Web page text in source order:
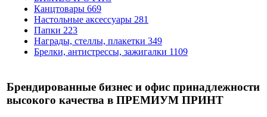
Канцтовары 669
Настольные аксессуары 281
Папки 223
Награды, стеллы, плакетки 349
Брелки, антистрессы, зажигалки 1109
Брендированные бизнес и офис принадлежности
высокого качества в ПРЕМИУМ ПРИНТ